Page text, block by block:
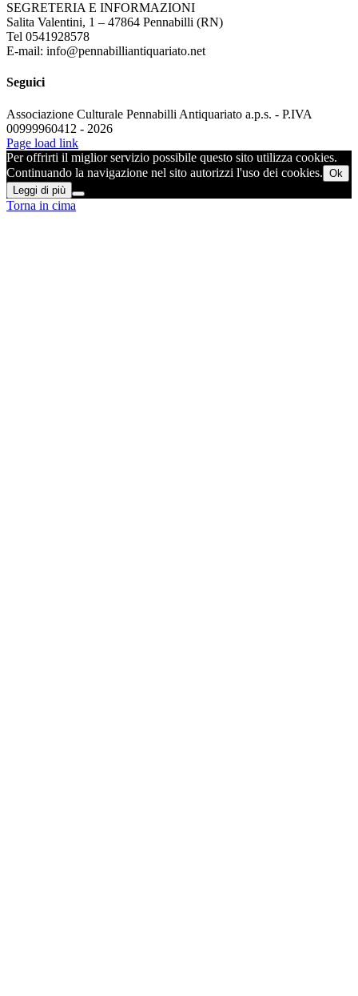
SEGRETERIA E INFORMAZIONI
Salita Valentini, 1 – 47864 Pennabilli (RN)
Tel 0541928578
E-mail: info@pennabilliantiquariato.net
Seguici
Associazione Culturale Pennabilli Antiquariato a.p.s. - P.IVA
00999960412 - 2026
Page load link
Per offrirti il miglior servizio possibile questo sito utilizza cookies.
Continuando la navigazione nel sito autorizzi l'uso dei cookies. Ok
Leggi di più
Torna in cima